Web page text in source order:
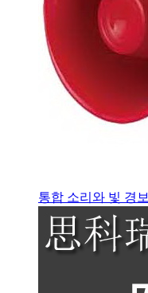
통합 소리와 빛 경보